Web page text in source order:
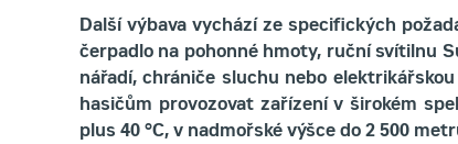
Další výbava vychází ze specifických
čerpadlo na pohonné hmoty, ruční svítilnu
nářadí, chrániče sluchu nebo
hasičům provozovat zařízení v širokém
plus 40 °C, v nadmořské výšce do 2 500